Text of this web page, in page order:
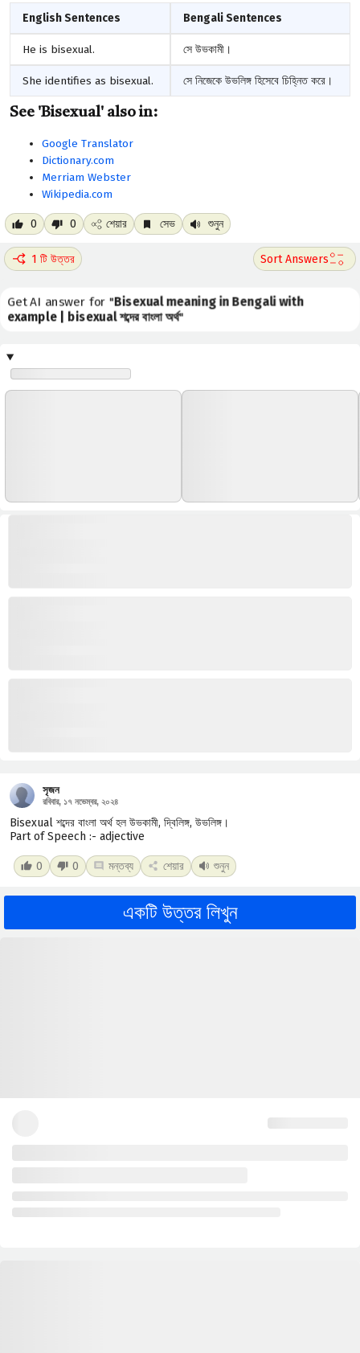
English Sentences Bengali Sentences
He is bisexual. সে উভকামী।
She identifies as bisexual. সে নিজেকে উভলিঙ্গ হিসেবে চিহ্নিত করে।
See 'Bisexual' also in:
Google Translator
Dictionary.com
Merriam Webster
Wikipedia.com
0 0 শেয়ার সেভ শুনুন
1 টি উত্তর
Get AI answer for "Bisexual meaning in Bengali with
example | bisexual শব্দের বাংলা অর্থ"
সৃজন
রবিবার, ১৭ নভেম্বর, ২০২৪
Bisexual শব্দের বাংলা অর্থ হল উভকামী, দ্বিলিঙ্গ, উভলিঙ্গ।
Part of Speech :- adjective
0 0 মন্তব্য শেয়ার শুনুন
একটি উত্তর লিখুন